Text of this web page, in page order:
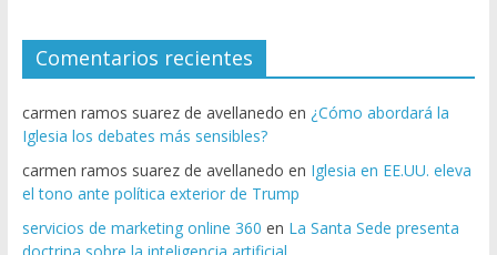
Comentarios recientes
carmen ramos suarez de avellanedo en ¿Cómo abordará la
Iglesia los debates más sensibles?
carmen ramos suarez de avellanedo en Iglesia en EE.UU. eleva
el tono ante política exterior de Trump
servicios de marketing online 360 en La Santa Sede presenta